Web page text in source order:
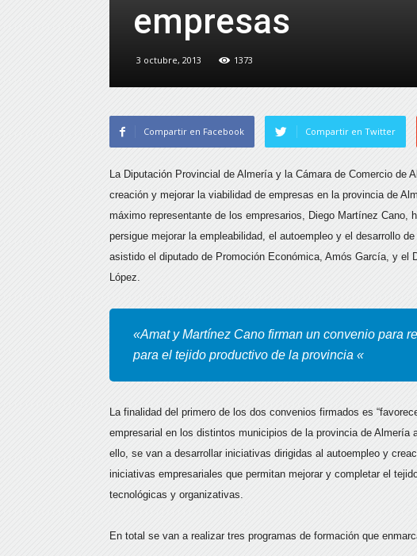
empresas
3 octubre, 2013 1373
Compartir en Facebook Compartir en Twitter
La Diputación Provincial de Almería y la Cámara de Comercio de
creación y mejorar la viabilidad de empresas en la provincia de
máximo representante de los empresarios, Diego Martínez Cano,
persigue mejorar la empleabilidad, el autoempleo y el desarrollo
asistido el diputado de Promoción Económica, Amós García, y el
López.
«Amat y Martínez Cano firman un convenio para
para el tejido productivo de la provincia «
La finalidad del primero de los dos convenios firmados es
empresarial en los distintos municipios de la provincia de Almería
ello, se van a desarrollar iniciativas dirigidas al autoempleo y
iniciativas empresariales que permitan mejorar y completar el
tecnológicas y organizativas.
En total se van a realizar tres programas de formación que